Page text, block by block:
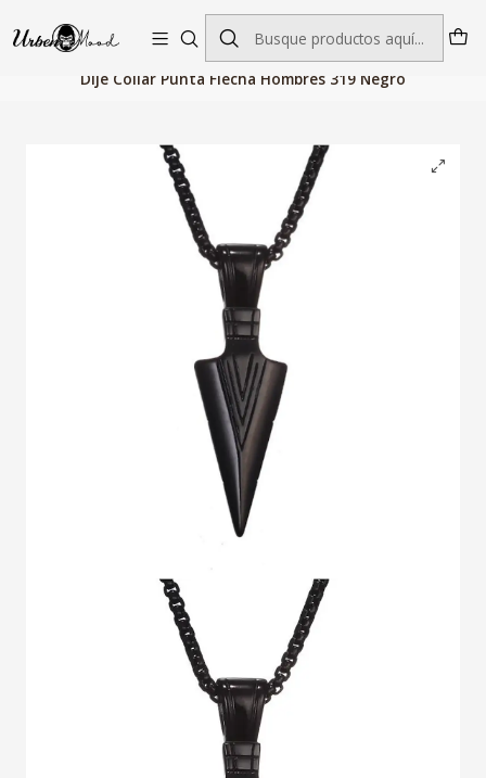
Envío GRATIS desde $60.000 | Entregas rápidas 1–5 días hábiles
Joyeria Dijes
Dije Collar Punta Flecha Hombres 319 Negro